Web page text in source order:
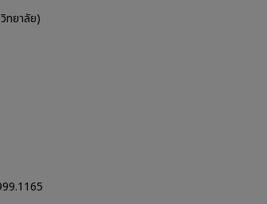
ทยาลัย)